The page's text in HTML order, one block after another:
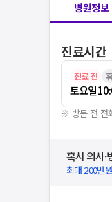
병원정보
진료시간
진료 전
토요일
※ 방문 전 전
혹시 의사
최대 200만